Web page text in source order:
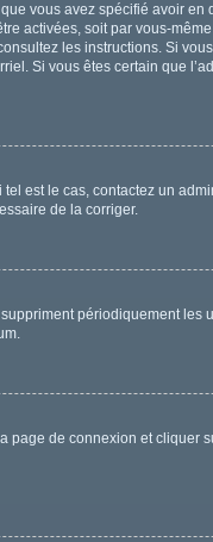
vous avez spécifié avoir
activées, soit par vous-
les instructions. Si
Si vous êtes certain que
est le cas, contactez un
de la corriger.
périodiquement les
de connexion et cliquer